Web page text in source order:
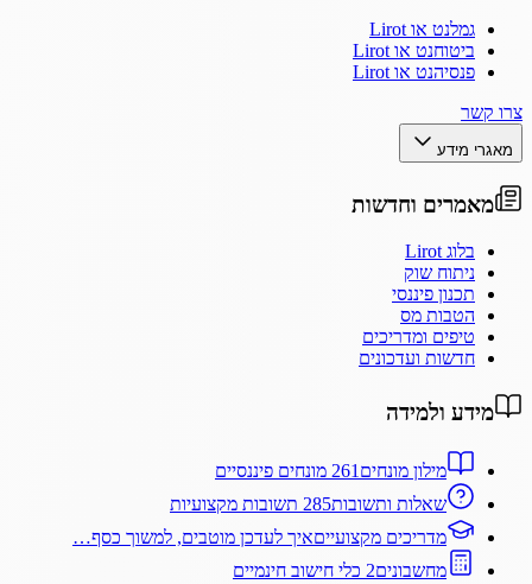
גמלנט או Lirot
ביטוחנט או Lirot
פנסיהנט או Lirot
צרו קשר
מאגרי מידע
מאמרים וחדשות
בלוג Lirot
ניתוח שוק
תכנון פיננסי
הטבות מס
טיפים ומדריכים
חדשות ועדכונים
מידע ולמידה
מילון מונחים 261 מונחים פיננסיים
שאלות ותשובות285 תשובות מקצועיות
מדריכים מקצועייםאיך לעדכן מוטבים, למשוך כסף…
מחשבונים2 כלי חישוב חינמיים